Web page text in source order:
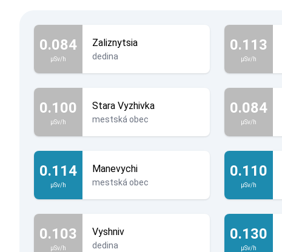
0.084
µSv/h
Zaliznytsia
dedina
0.113
µSv/h
0.100
µSv/h
Stara Vyzhivka
mestská obec
0.084
µSv/h
0.114
µSv/h
Manevychi
mestská obec
0.110
µSv/h
0.103
µSv/h
Vyshniv
dedina
0.130
µSv/h